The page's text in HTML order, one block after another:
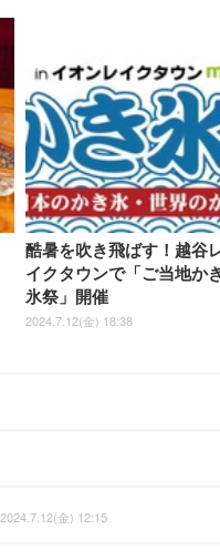
酷暑を吹き飛ばす！越谷
イクタウンで「ご当地か
氷祭」開催
2024.7.12(金) 18:38
2024.7.12(金) 12:15